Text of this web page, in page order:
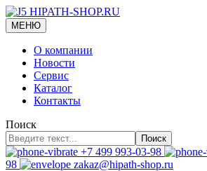
МЕНЮ
О компании
Новости
Сервис
Каталог
Контакты
Поиск
Поиск
+7 499 993-03-98
98
zakaz@hipath-shop.ru